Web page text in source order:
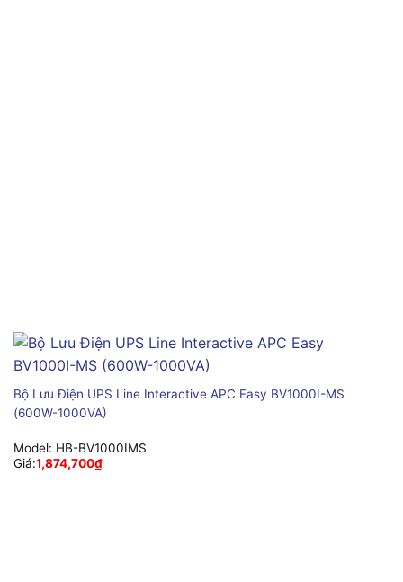
Bộ Lưu Điện UPS Line Interactive APC Easy BV1000I-MS
(600W-1000VA)
Model: HB-BV1000IMS
Giá:1,874,700₫